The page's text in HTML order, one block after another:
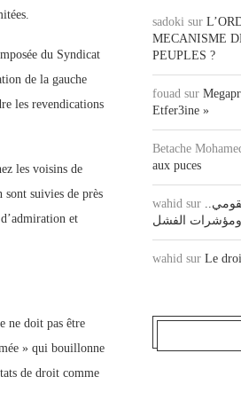
du Syndicat
de la gauche
les revendications
les voisins de
suivies de près
et
ne doit pas être
» qui bouillonne
de droit comme
sadoki sur
MECANISME
PEUPLES ?
fouad sur
Etfer3ine »
Betache
aux puces
wahid sur
الفشل
wahid sur Le